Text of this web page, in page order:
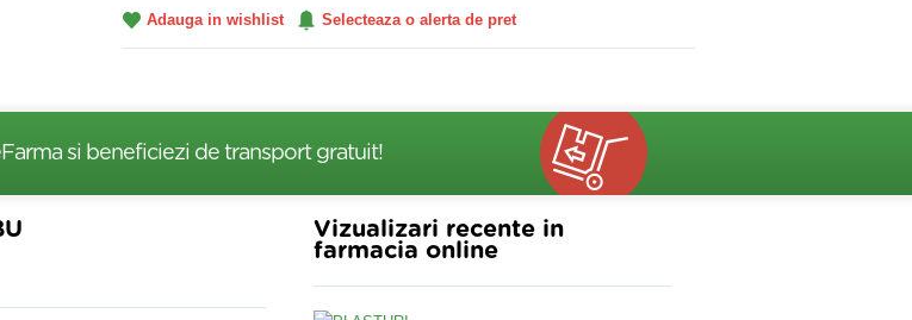
Adauga in wishlist Selecteaza o alerta de pret
si beneficiezi de transport gratuit!
Vizualizari recente in
farmacia online